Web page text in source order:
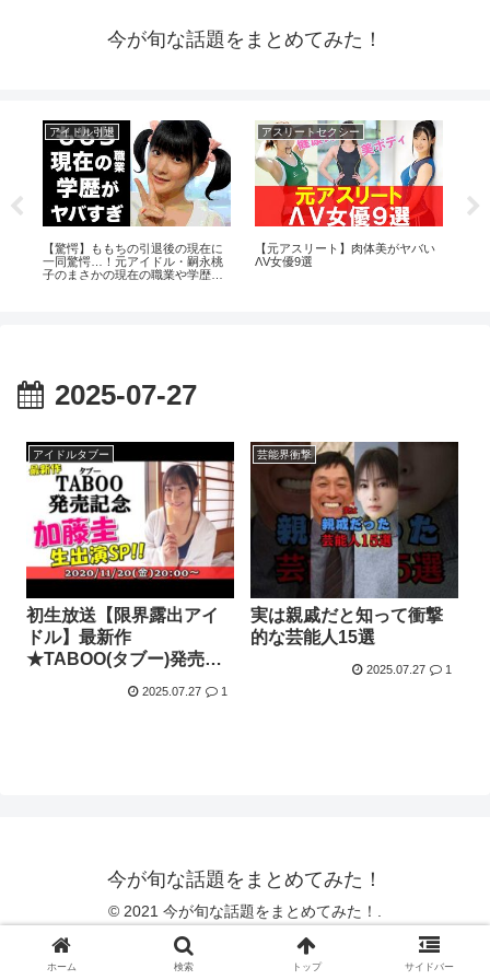
今が旬な話題をまとめてみた！
アイドル引退
【驚愕】ももちの引退後の現在に
一同驚愕…！元アイドル・嗣永桃
子のまさかの現在の職業や学歴に
アスリートセクシー
【元アスリート】肉体美がヤバい
ΛV女優9選
2025-07-27
アイドルタブー
初生放送【限界露出アイ
ドル】最新作
★TABOO(タブー)発売記
念！加藤圭さんナマ出演
SP!!【オトナの動画ソク
2025.07.27 1
芸能界衝撃
実は親戚だと知って衝撃
的な芸能人15選
2025.07.27 1
今が旬な話題をまとめてみた！
© 2021 今が旬な話題をまとめてみた！.
ホーム 検索 トップ サイドバー